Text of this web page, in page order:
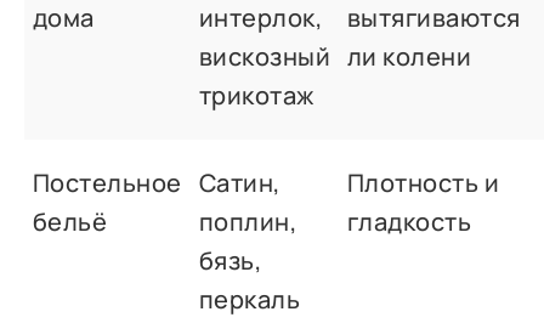
дома
интерлок,
вискозный
трикотаж
вытягиваются
ли колени
Постельное
бельё
Сатин,
поплин,
бязь,
перкаль
Плотность и
гладкость